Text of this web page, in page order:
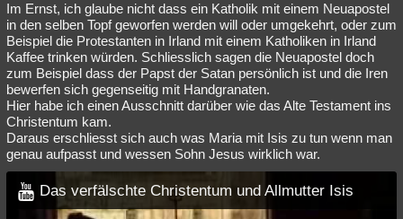
Im Ernst, ich glaube nicht dass ein Katholik mit einem Neuapostel
in den selben Topf geworfen werden will oder umgekehrt, oder zum
Beispiel die Protestanten in Irland mit einem Katholiken in Irland
Kaffee trinken würden. Schliesslich sagen die Neuapostel doch
zum Beispiel dass der Papst der Satan persönlich ist und die Iren
bewerfen sich gegenseitig mit Handgranaten.
Hier habe ich einen Ausschnitt darüber wie das Alte Testament ins
Christentum kam.
Daraus erschliesst sich auch was Maria mit Isis zu tun wenn man
genau aufpasst und wessen Sohn Jesus wirklich war.
Das verfälschte Christentum und Allmutter Isis